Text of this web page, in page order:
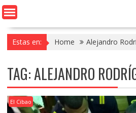
Estas en: Home Alejandro
TAG:ALEJANDRO
El Cibao